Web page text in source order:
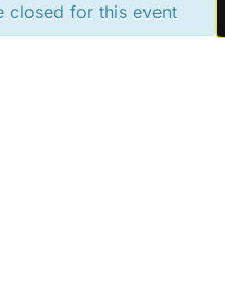
closed for this event